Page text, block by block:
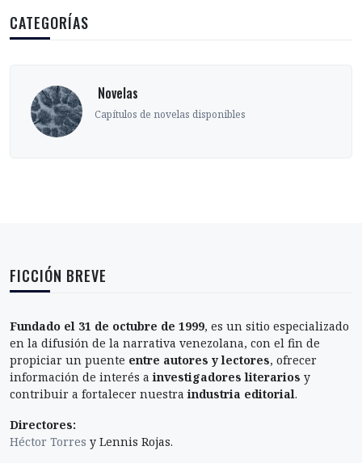
CATEGORÍAS
‎ Novelas
Capítulos de novelas disponibles
FICCIÓN BREVE
Fundado el 31 de octubre de 1999, es un sitio especializado
en la difusión de la narrativa venezolana, con el fin de
propiciar un puente entre autores y lectores, ofrecer
información de interés ainvestigadores literarios y
contribuir a fortalecer nuestraindustria editorial.
Directores:
Héctor Torres y Lennis Rojas.